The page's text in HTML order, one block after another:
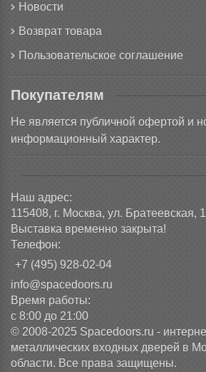
Новости
Возврат товара
Пользовательское соглашение
Покупателям
Не является публичной офертой и
информационный характер.
Наш адрес:
115408, г. Москва, ул. Братеевская,
Выставка временно закрыта!
Телефон:
+7 (495) 928-02-04
info@spacedoors.ru
Время работы:
с 8:00 до 21:00
© 2008-2025 Spacedoors.ru -
металлических входных дверей в
области. Все права защищены.